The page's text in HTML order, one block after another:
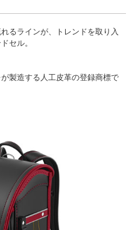
るラインが、トレンドを取り入
セル。
製造する人工皮革の登録商標で